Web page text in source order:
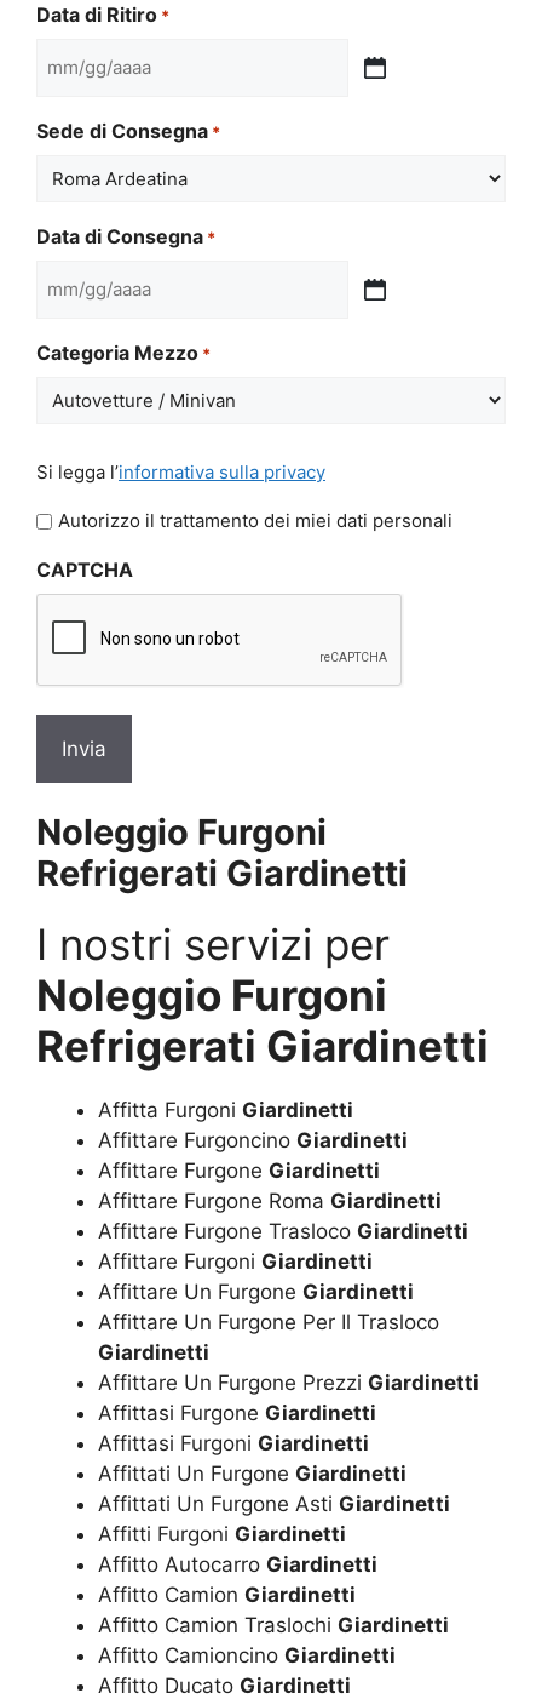
Data di Ritiro *
MM
GG
slash
Sede di Consegna *
Data di Consegna *
MM
GG
slash
Categoria Mezzo *
legga
l'informativa
privacy
Si legga l’informativa sulla privacy
Autorizzo il trattamento dei miei dati personali
CAPTCHA
Noleggio Furgoni
Refrigerati Giardinetti
I nostri servizi per
Noleggio Furgoni
Refrigerati Giardinetti
Affitta Furgoni Giardinetti
Affittare Furgoncino Giardinetti
Affittare Furgone Giardinetti
Affittare Furgone Roma Giardinetti
Affittare Furgone Trasloco Giardinetti
Affittare Furgoni Giardinetti
Affittare Un Furgone Giardinetti
Affittare Un Furgone Per Il Trasloco
Giardinetti
Affittare Un Furgone Prezzi Giardinetti
Affittasi Furgone Giardinetti
Affittasi Furgoni Giardinetti
Affittati Un Furgone Giardinetti
Affittati Un Furgone Asti Giardinetti
Affitti Furgoni Giardinetti
Affitto Autocarro Giardinetti
Affitto Camion Giardinetti
Affitto Camion Traslochi Giardinetti
Affitto Camioncino Giardinetti
Affitto Ducato Giardinetti